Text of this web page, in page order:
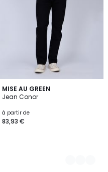
MISE AU GREEN
Jean Conor
à partir de
83,93 €
3
Couleurs